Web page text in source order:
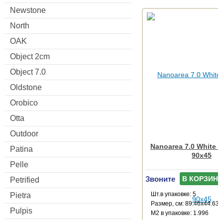
Newstone
North
OAK
Object 2cm
Object 7.0
Oldstone
Orobico
Otta
Outdoor
Patina
Pelle
Petrified
Pietra
Pulpis
Nanoarea 7.0 White
90x45
Звоните В КОРЗИНУ
Шт.в упаковке: 5
Размер, см: 89.46x44.63
М2 в упаковке: 1.996